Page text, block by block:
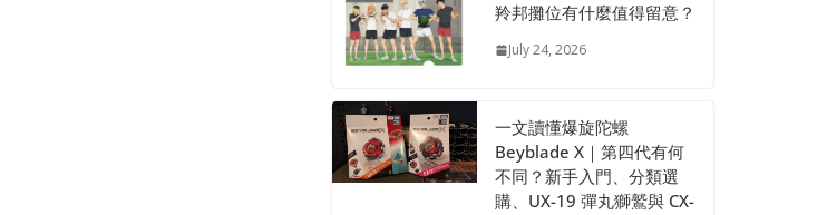
羚邦攤位有什麼值得留意？
July 24, 2026
一文讀懂爆旋陀螺
Beyblade X｜第四代有何
不同？新手入門、分類選
購、UX-19 彈丸獅鷲與 CX-